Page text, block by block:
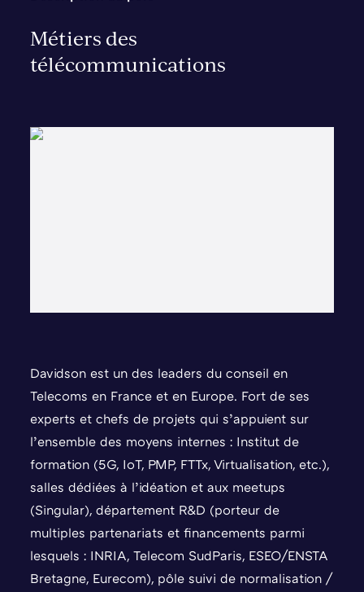
Métiers des
télécommunications
Davidson est un des leaders du conseil en
Telecoms en France et en Europe. Fort de ses
experts et chefs de projets qui s’appuient sur
l’ensemble des moyens internes : Institut de
formation (5G, IoT, PMP, FTTx, Virtualisation, etc.),
salles dédiées à l’idéation et aux meetups
(Singular), département R&D (porteur de
multiples partenariats et financements parmi
lesquels : INRIA, Telecom SudParis, ESEO/ENSTA
Bretagne, Eurecom), pôle suivi de normalisation /